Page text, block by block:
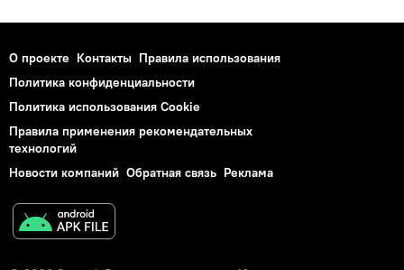
О проекте Контакты Правила использования
Политика конфиденциальности
Политика использования Cookie
Правила применения рекомендательных
технологий
Новости компаний Обратная связь Реклама